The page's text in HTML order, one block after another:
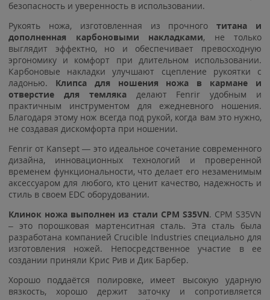
безопасность и уверенность в использовании.
Рукоять ножа, изготовленная из прочного титана и
дополненная карбоновыми накладками, не только
выглядит эффектно, но и обеспечивает превосходную
эргономику и комфорт при длительном использовании.
Карбоновые накладки улучшают сцепление рукоятки с
ладонью. Клипса для ношения ножа в кармане и
отверстие для темлякаделают Fenrir удобным и
практичным инструментом для ежедневного ношения.
Благодаря этому нож всегда под рукой, когда вам это нужно,
не создавая дискомфорта при ношении.
Fenrir от Kansept — это идеальное сочетание современного
дизайна, инновационных технологий и проверенной
временем функциональности, что делает его незаменимым
аксессуаром для любого, кто ценит качество, надежность и
стиль в своем EDC оборудовании.
Клинок ножа выполнен из стали CPM S35VN. CPM S35VN
– это порошковая мартенситная сталь. Эта сталь была
разработана компанией Crucible Industries специально для
изготовления ножей. Непосредственное участие в ее
создании приняли Крис Рив и Дик Барбер.
Хорошо поддаётся полировке, имеет высокую ударную
вязкость, хорошо держит заточку и сопротивляется